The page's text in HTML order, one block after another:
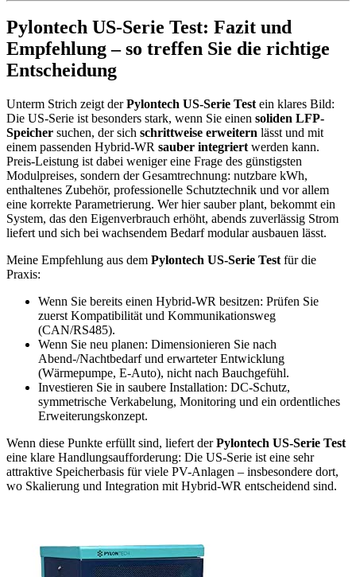
Pylontech US-Serie Test: Fazit und
Empfehlung – so treffen Sie die richtige
Entscheidung
Unterm Strich zeigt derPylontech US-Serie Test ein klares Bild:
Die US-Serie ist besonders stark, wenn Sie einen soliden LFP-
Speicher suchen, der sich schrittweise erweitern lässt und mit
einem passenden Hybrid-WR sauber integriert werden kann.
Preis-Leistung ist dabei weniger eine Frage des günstigsten
Modulpreises, sondern der Gesamtrechnung: nutzbare kWh,
enthaltenes Zubehör, professionelle Schutztechnik und vor allem
eine korrekte Parametrierung. Wer hier sauber plant, bekommt ein
System, das den Eigenverbrauch erhöht, abends zuverlässig Strom
liefert und sich bei wachsendem Bedarf modular ausbauen lässt.
Meine Empfehlung aus dem Pylontech US-Serie Test für die
Praxis:
Wenn Sie bereits einen Hybrid-WR besitzen: Prüfen Sie
zuerst Kompatibilität und Kommunikationsweg
(CAN/RS485).
Wenn Sie neu planen: Dimensionieren Sie nach
Abend-/Nachtbedarf und erwarteter Entwicklung
(Wärmepumpe, E-Auto), nicht nach Bauchgefühl.
Investieren Sie in saubere Installation: DC-Schutz,
symmetrische Verkabelung, Monitoring und ein ordentliches
Erweiterungskonzept.
Wenn diese Punkte erfüllt sind, liefert derPylontech US-Serie Test
eine klare Handlungsaufforderung: Die US-Serie ist eine sehr
attraktive Speicherbasis für viele PV-Anlagen – insbesondere dort,
wo Skalierung und Integration mit Hybrid-WR entscheidend sind.